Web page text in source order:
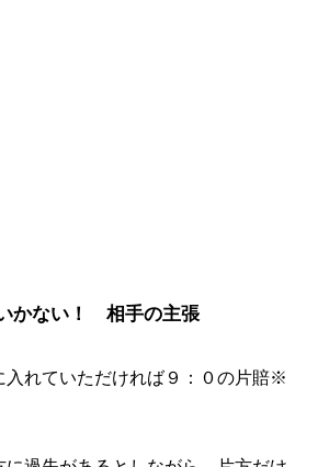
かない！ 相手の主張
入れていただければ９：０の片賠※